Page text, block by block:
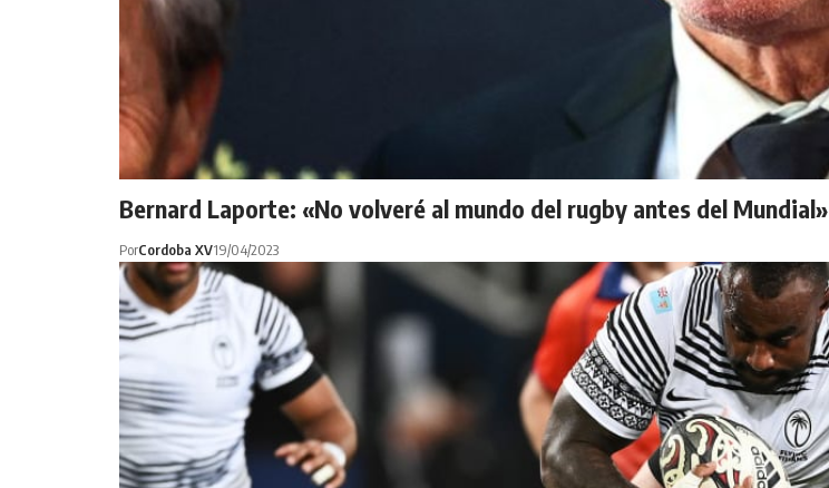
Bernard Laporte: «No volveré al mundo del rugby antes del Mundial»
PorCordoba XV19/04/2023